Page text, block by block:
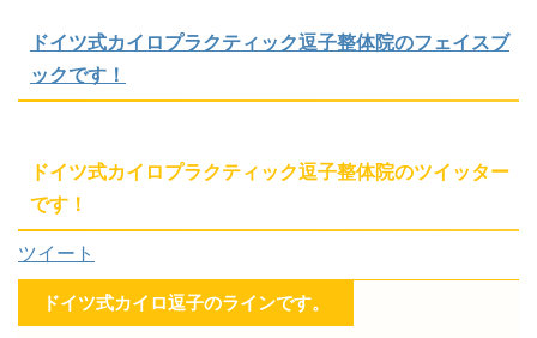
ドイツ式カイロプラクティック逗子整体院のフェイスブ
ックです！
ドイツ式カイロプラクティック逗子整体院のツイッター
です！
ツイート
ドイツ式カイロ逗子のラインです。